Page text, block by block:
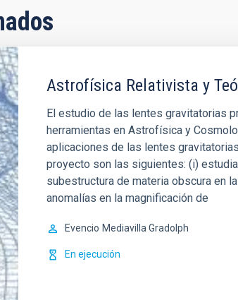
Astrofísica Relativista y
El estudio de las lentes gravitatorias
herramientas en Astrofísica y
aplicaciones de las lentes
proyecto son las siguientes: (i)
subestructura de materia obscura en
anomalías en la magnificación de
Evencio Mediavilla Gradolph
En ejecución